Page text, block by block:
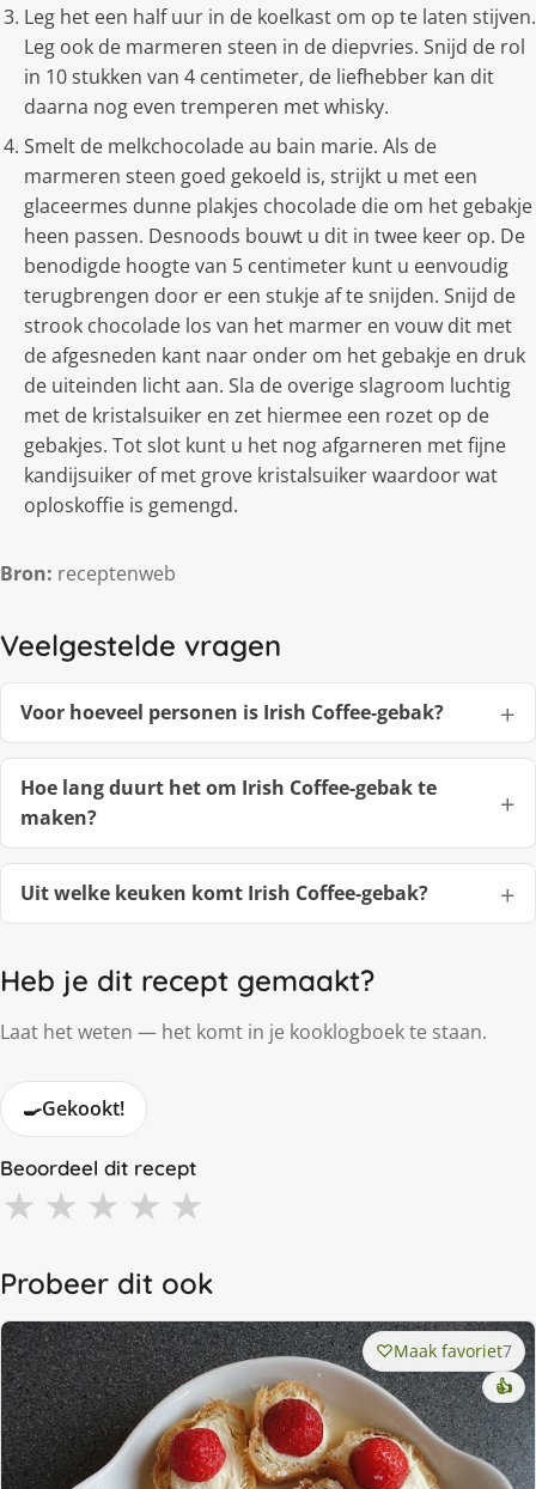
Leg het een half uur in de koelkast om op te laten stijven.
Leg ook de marmeren steen in de diepvries. Snijd de rol
in 10 stukken van 4 centimeter, de liefhebber kan dit
daarna nog even tremperen met whisky.
Smelt de melkchocolade au bain marie. Als de
marmeren steen goed gekoeld is, strijkt u met een
glaceermes dunne plakjes chocolade die om het gebakje
heen passen. Desnoods bouwt u dit in twee keer op. De
benodigde hoogte van 5 centimeter kunt u eenvoudig
terugbrengen door er een stukje af te snijden. Snijd de
strook chocolade los van het marmer en vouw dit met
de afgesneden kant naar onder om het gebakje en druk
de uiteinden licht aan. Sla de overige slagroom luchtig
met de kristalsuiker en zet hiermee een rozet op de
gebakjes. Tot slot kunt u het nog afgarneren met fijne
kandijsuiker of met grove kristalsuiker waardoor wat
oploskoffie is gemengd.
Bron: receptenweb
Veelgestelde vragen
Voor hoeveel personen is Irish Coffee-gebak?
Hoe lang duurt het om Irish Coffee-gebak te
maken?
Uit welke keuken komt Irish Coffee-gebak?
Heb je dit recept gemaakt?
Laat het weten — het komt in je kooklogboek te staan.
🍳Gekookt!
Beoordeel dit recept
★ ★ ★ ★ ★
Probeer dit ook
Maak favoriet7
👍